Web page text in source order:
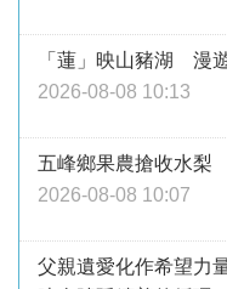
「蓮」映山豬湖 漫
2026-08-08 10:13
五峰鄉果農搶收水
2026-08-08 10:07
父親遺愛化作希望力